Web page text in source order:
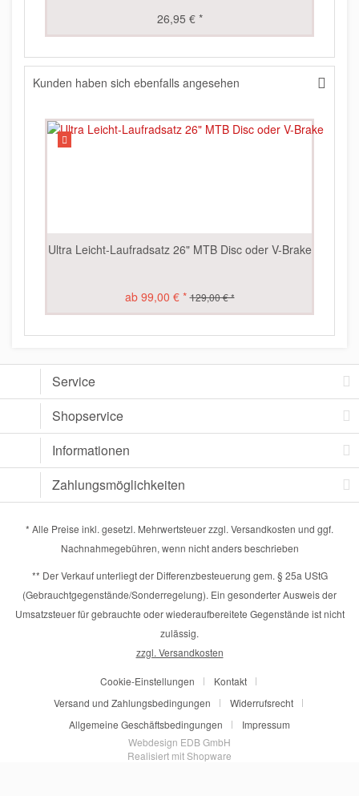
26,95 € *
Kunden haben sich ebenfalls angesehen
Ultra Leicht-Laufradsatz 26" MTB Disc oder V-Brake
ab 99,00 € * 129,00 € *
Service
Shopservice
Informationen
Zahlungsmöglichkeiten
* Alle Preise inkl. gesetzl. Mehrwertsteuer zzgl. Versandkosten und ggf.
Nachnahmegebühren, wenn nicht anders beschrieben
** Der Verkauf unterliegt der Differenzbesteuerung gem. § 25a UStG
(Gebrauchtgegenstände/Sonderregelung). Ein gesonderter Ausweis der
Umsatzsteuer für gebrauchte oder wiederaufbereitete Gegenstände ist nicht
zulässig.
zzgl. Versandkosten
Cookie-Einstellungen
Kontakt
Versand und Zahlungsbedingungen
Widerrufsrecht
Allgemeine Geschäftsbedingungen
Impressum
Webdesign EDB GmbH
Realisiert mit Shopware